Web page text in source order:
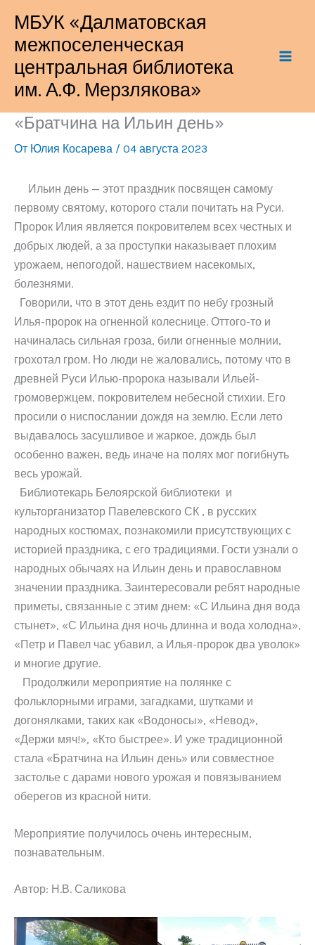
содержимому
МБУК «Далматовская
межпоселенческая
центральная библиотека
им. А.Ф. Мерзлякова»
«Братчина на Ильин день»
От Юлия Косарева / 04 августа 2023
Ильин день — этот праздник посвящен самому
первому святому, которого стали почитать на Руси.
Пророк Илия является покровителем всех честных и
добрых людей, а за проступки наказывает плохим
урожаем, непогодой, нашествием насекомых,
болезнями.
Говорили, что в этот день ездит по небу грозный
Илья-пророк на огненной колеснице. Оттого-то и
начиналась сильная гроза, били огненные молнии,
грохотал гром. Но люди не жаловались, потому что в
древней Руси Илью-пророка называли Ильей-
громовержцем, покровителем небесной стихии. Его
просили о ниспослании дождя на землю. Если лето
выдавалось засушливое и жаркое, дождь был
особенно важен, ведь иначе на полях мог погибнуть
весь урожай.
Библиотекарь Белоярской библиотеки и
культорганизатор Павелевского СК , в русских
народных костюмах, познакомили присутствующих с
историей праздника, с его традициями. Гости узнали о
народных обычаях на Ильин день и православном
значении праздника. Заинтересовали ребят народные
приметы, связанные с этим днем: «С Ильина дня вода
стынет», «С Ильина дня ночь длинна и вода холодна»,
«Петр и Павел час убавил, а Илья-пророк два уволок»
и многие другие.
Продолжили мероприятие на полянке с
фольклорными играми, загадками, шутками и
догонялками, таких как «Водоносы», «Невод»,
«Держи мяч!», «Кто быстрее». И уже традиционной
стала «Братчина на Ильин день» или совместное
застолье с дарами нового урожая и повязыванием
оберегов из красной нити.
Мероприятие получилось очень интересным,
познавательным.
Автор: Н.В. Саликова